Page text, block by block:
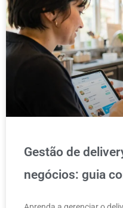
Gestão de
negócios: guia